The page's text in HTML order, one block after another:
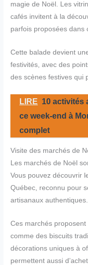
magie de Noël. Les
cafés invitent à la
parfois proposées dans
Cette balade devient
festivités, avec des
des scènes festives qui
LIRE 10 activités
ce week-end à
complet
Visite des marchés de
Les marchés de Noël
Vous pouvez découvrir
Québec, reconnu pour
artisanaux authentiques.
Ces marchés proposent
comme des biscuits
décorations uniques à
permettent aussi